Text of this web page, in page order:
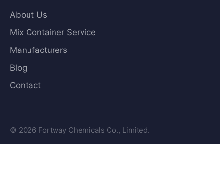
About Us
Mix Container Service
Manufacturers
Blog
Contact
© 2026 Fortway Chemicals Co., Limited.